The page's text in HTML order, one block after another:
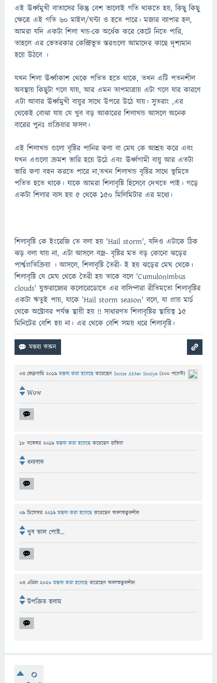
এই ঊর্ধ্বমুখী বাতাসের কিন্তু বেশ ভালোই গতি থাকতে হয়, কিছু কিছু
ক্ষেত্রে এই গতি ৬০ মাইল/ঘন্টা ও হতে পারে। মজার ব্যাপার হল,
আমরা যদি একটা শিলা খন্ড-কে অর্ধেক করে কেটে নিতে পারি,
তাহলে এর ভেতরকার কেন্দ্রিভূত স্তরগুলো আমাদের কাছে দৃশ্যমান
হয়ে উঠবে ।
যখন শিলা ঊর্ধ্বাকাশ থেকে পতিত হতে থাকে, তখন এটি পতনশীল
অবস্থায় কিছুটা গলে যায়, আর এমন তাপমাত্রায় এটা গলে যার কারণে
এটা আবার ঊর্ধ্বমুখী বায়ুর সাথে উপরে উঠে যায়। সুতরাং ,এর
থেকেই বোঝা যায় যে খুব বড় আকারের শিলাখন্ড আসলে অনেক
বারের পুনঃ প্রক্রিয়ার ফসল।
এই শিলাখন্ড গুলো বৃষ্টির পানির কণা বা মেঘ কে আশ্রয় করে এবং
যখন এগুলো ক্রমশ ভারি হয়ে উঠে এবং ঊর্ধ্বগামী বায়ু আর এতটা
ভারি কণা বহন করতে পারে না,তখন শিলাখন্ড বৃষ্টির সাথে ভূমিতে
পতিত হতে থাকে। যাকে আমরা শিলাবৃষ্টি হিসেবে দেখতে পাই। গড়ে
একটা শিলার ব্যস হয় ৫ থেকে ১৫০ মিলিমিটার এর মধ্যে।
শিলাবৃষ্টি কে ইংরেজি তে বলা হয় 'Hail storm', যদিও এটাকে ঠিক
ঝড় বলা যায় না, এটা আসলে বজ্র- বৃষ্টির মত বড় কোনো ঝড়ের
পার্শ্বপ্রতিক্রিয়া । আসলে, শিলাবৃষ্টি তৈরী- ই হয় ঝড়ের মেঘ থেকে।
শিলাবৃষ্টি যে মেঘ থেকে তৈরী হয় তাকে বলে 'Cumulonimbus
clouds' যুক্তরাজ্যের কলোরেডোতে এর বাসিন্দারা রীতিমতো শিলাবৃষ্টির
একটা ঋতুই পায়, যাকে 'Hail storm season' বলে, যা প্রায় মার্চ
থেকে অক্টোবর পর্যন্ত স্থায়ী হয় !! সাধারণত শিলাবৃষ্টির স্থায়িত্ব ১৫
মিনিটের বেশি হয় না। এর থেকে বেশি সময় ধরে শিলাবৃষ্টি।
03 ফেব্রুয়ারি 2019 মন্তব্য করা হয়েছেকরেছেন Sorna Akter Soniya (200 পয়েন্ট)
Wow
18 নভেম্বর 2019 মন্তব্য করা হয়েছেকরেছেনরাতিয়া
ধন্যবাদ
09 ডিসেম্বর 2019 মন্তব্য করা হয়েছেকরেছেনঅজ্ঞাতকুলশীল
খুব ভাল পোষ্ট...
03 এপ্রিল 2020 মন্তব্য করা হয়েছেকরেছেনঅজ্ঞাতকুলশীল
উপক্রিত হলাম
0